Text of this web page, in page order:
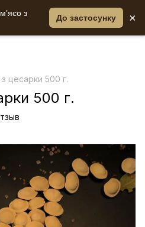
з
До застосунку ×
цесарки 500 г.
500 г.